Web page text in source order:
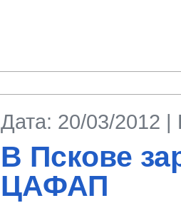
Дата: 20/03/2012 |
В Пскове
ЦАФАП